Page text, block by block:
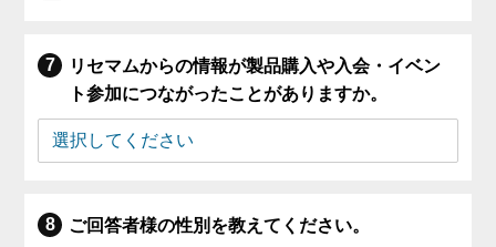
リセマムからの情報が製品購入や入会・イベン
ト参加につながったことがありますか。
ご回答者様の性別を教えてください。